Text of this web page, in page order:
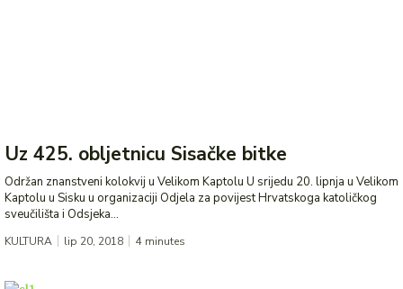
Uz 425. obljetnicu Sisačke bitke
Održan znanstveni kolokvij u Velikom Kaptolu U srijedu 20. lipnja u Velikom
Kaptolu u Sisku u organizaciji Odjela za povijest Hrvatskoga katoličkog
sveučilišta i Odsjeka...
KULTURA lip 20, 2018 4 minutes